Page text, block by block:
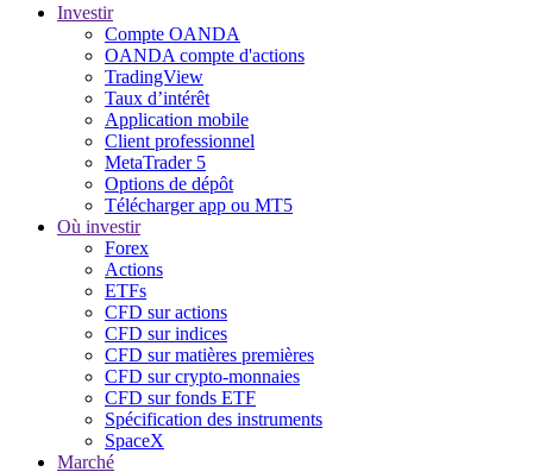
Investir
Compte OANDA
OANDA compte d'actions
TradingView
Taux d’intérêt
Application mobile
Client professionnel
MetaTrader 5
Options de dépôt
Télécharger app ou MT5
Où investir
Forex
Actions
ETFs
CFD sur actions
CFD sur indices
CFD sur matières premières
CFD sur crypto-monnaies
CFD sur fonds ETF
Spécification des instruments
SpaceX
Marché